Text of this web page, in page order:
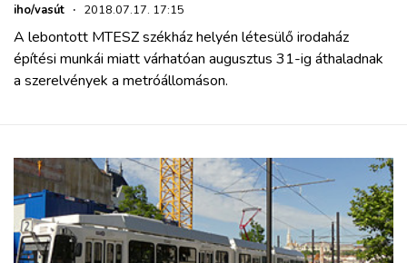
ARCHÍVUM
WEBSHOP
REGISZTRÁCIÓ
iho/vasút · 2018.07.17. 17:15
A lebontott MTESZ székház helyén létesülő irodaház
építési munkái miatt várhatóan augusztus 31-ig áthaladnak
a szerelvények a metróállomáson.